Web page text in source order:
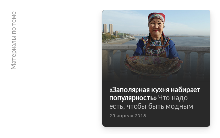
Материалы по теме
«Заполярная кухня набирает
популярность» Что надо
есть, чтобы быть модным
25 апреля 2018